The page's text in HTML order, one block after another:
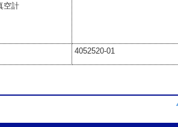
空計
4052520-01